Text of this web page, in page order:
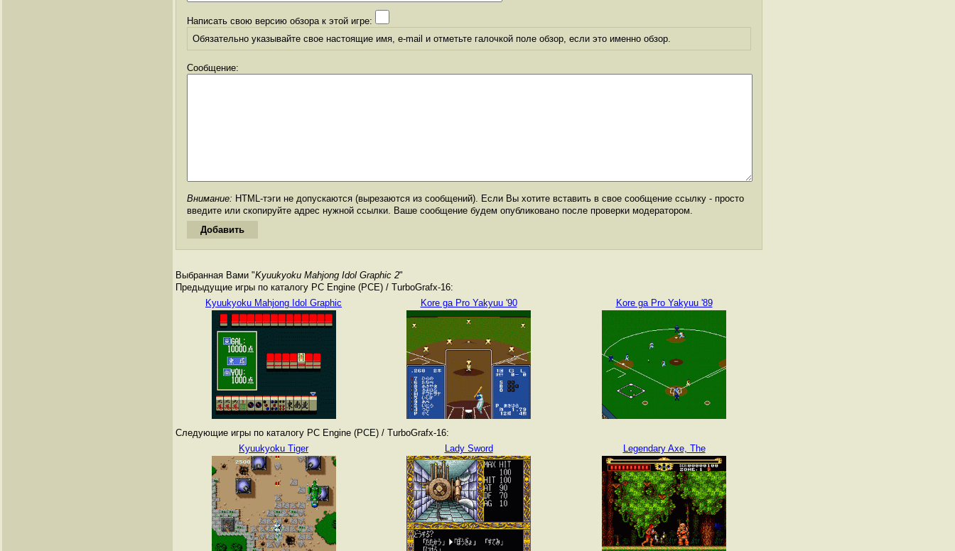
Написать свою версию обзора к этой игре:
Обязательно указывайте свое настоящие имя, e-mail и отметьте галочкой поле обзор, если это именно обзор.
Сообщение:
Внимание: HTML-тэги не допускаются (вырезаются из сообщений). Если Вы хотите вставить в свое сообщение ссылку - просто
введите или скопируйте адрес нужной ссылки. Ваше сообщение будем опубликовано после проверки модератором.
Выбранная Вами "Kyuukyoku Mahjong Idol Graphic 2"
Предыдущие игры по каталогу PC Engine (PCE) / TurboGrafx-16:
Kyuukyoku Mahjong Idol Graphic
Kore ga Pro Yakyuu '90 Kore ga Pro Yakyuu '89
Следующие игры по каталогу PC Engine (PCE) / TurboGrafx-16:
Kyuukyoku Tiger
Lady Sword Legendary Axe, The